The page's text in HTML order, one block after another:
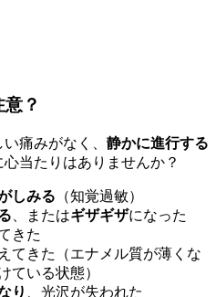
？
痛みがなく、 静かに進行する
当たりはありませんか？
しみる （知覚過敏）
、またはギザギザになった
きた
てきた（エナメル質が薄くな
ている状態）
り
、光沢が失われた